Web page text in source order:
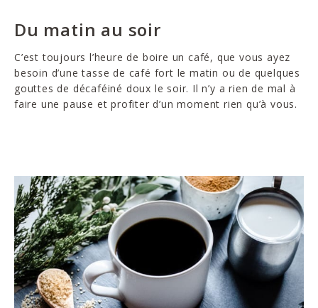
Du matin au soir
C’est toujours l’heure de boire un café, que vous ayez
besoin d’une tasse de café fort le matin ou de quelques
gouttes de décaféiné doux le soir. Il n’y a rien de mal à
faire une pause et profiter d’un moment rien qu’à vous.